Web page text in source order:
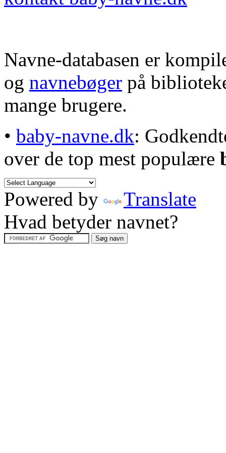
Navne-databasen er
og navnebøger på
mange brugere.
• baby-navne.dk:
over de top mest populære
Powered by
Translate
Hvad betyder navnet?